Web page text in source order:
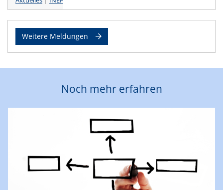
Weitere Meldungen
Noch mehr erfahren